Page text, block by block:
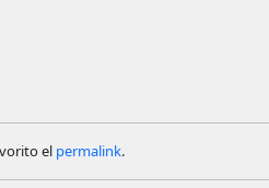
el permalink.